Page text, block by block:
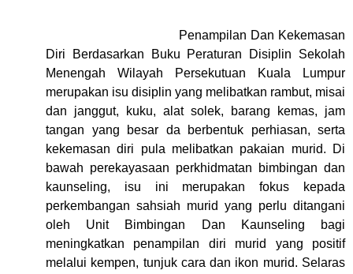
Penampilan Dan Kekemasan
Diri Berdasarkan Buku Peraturan Disiplin Sekolah
Menengah Wilayah Persekutuan Kuala Lumpur
merupakan isu disiplin yang melibatkan rambut, misai
dan janggut, kuku, alat solek, barang kemas, jam
tangan yang besar da berbentuk perhiasan, serta
kekemasan diri pula melibatkan pakaian murid. Di
bawah perekayasaan perkhidmatan bimbingan dan
kaunseling, isu ini merupakan fokus kepada
perkembangan sahsiah murid yang perlu ditangani
oleh Unit Bimbingan Dan Kaunseling bagi
meningkatkan penampilan diri murid yang positif
melalui kempen, tunjuk cara dan ikon murid. Selaras